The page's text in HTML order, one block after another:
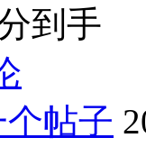
到手
帖子